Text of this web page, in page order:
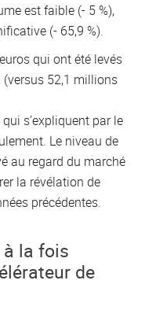
est faible (- 5 %),
(- 65,9 %).
qui ont été levés
52,1 millions
s’expliquent par le
Le niveau de
au regard du marché
la révélation de
précédentes.
la fois
de